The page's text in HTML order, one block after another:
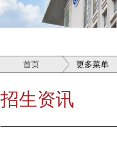
首页 更多菜单
招生资讯